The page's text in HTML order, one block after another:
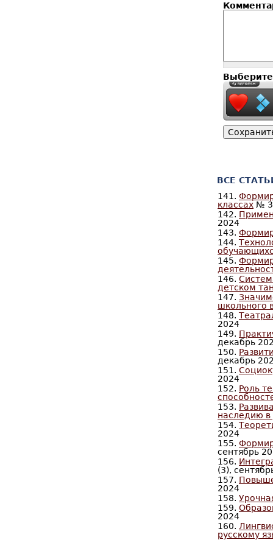
ВСЕ
141.
классах №
142.
2024
143.
144.
145.
146.
детском
147.
школьного
148.
2024
149.
декабрь
150.
декабрь
151.
2024
152. Роль
153.
наследию в
154.
2024
155.
сентябрь
156.
(3),
157.
2024
158.
159.
2024
160.
русскому